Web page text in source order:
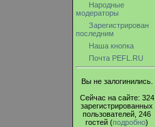
Народные
модераторы
Зарегистрирован
последним
Наша кнопка
Почта PEFL.RU
Вы не залогинились.
Сейчас на сайте: 324
зарегистрированных
пользователей, 246
гостей (подробно)